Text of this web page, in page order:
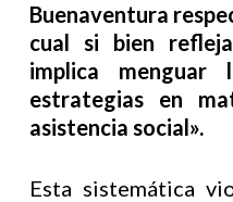
Buenaventura
cual si bien
implica
estrategias en
asistencia social».
Esta sistemática